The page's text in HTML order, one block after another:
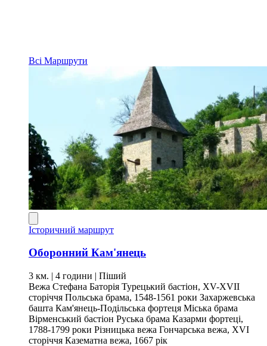
Всі Маршрути
Історичний маршрут
Оборонний Кам'янець
3 км. | 4 години | Піший
Вежа Стефана Баторія Турецький бастіон, XV-XVII
сторіччя Польська брама, 1548-1561 роки Захаржевська
башта Кам'янець-Подільська фортеця Міська брама
Вірменський бастіон Руська брама Казарми фортеці,
1788-1799 роки Різницька вежа Гончарська вежа, XVI
сторіччя Казематна вежа, 1667 рік